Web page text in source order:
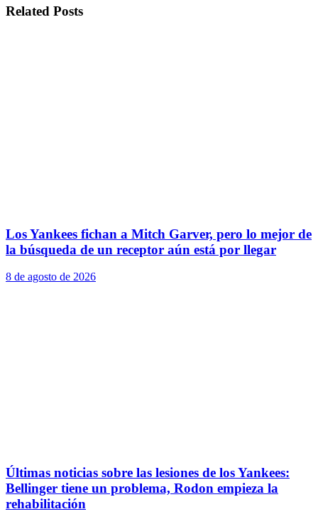
Related Posts
Los Yankees fichan a Mitch Garver, pero lo mejor de
la búsqueda de un receptor aún está por llegar
8 de agosto de 2026
Últimas noticias sobre las lesiones de los Yankees:
Bellinger tiene un problema, Rodon empieza la
rehabilitación